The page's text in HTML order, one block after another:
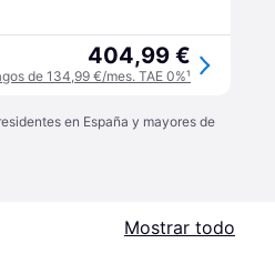
404,99 €
de 134,99 €/mes. TAE 0%¹
en España y mayores de
Mostrar todo